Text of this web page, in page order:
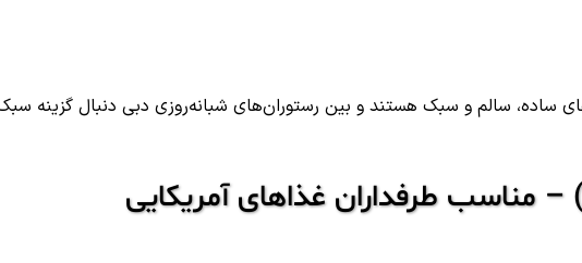
سالم و سبک هستند و بین رستوران‌های شبانه‌روزی دبی دنبال گزینه